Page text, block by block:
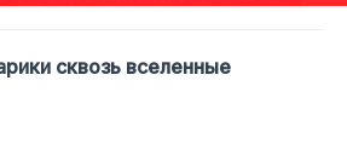
сквозь вселенные